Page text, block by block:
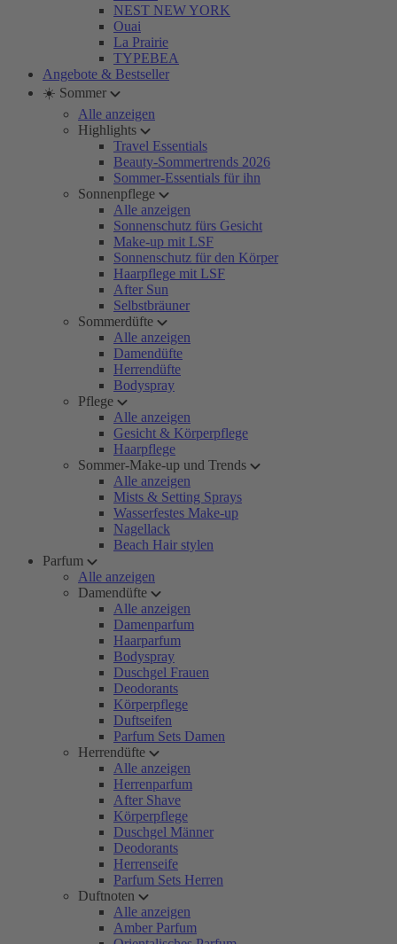
NEST NEW YORK
Ouai
La Prairie
TYPEBEA
Angebote & Bestseller
☀️ Sommer
Alle anzeigen
Highlights
Travel Essentials
Beauty-Sommertrends 2026
Sommer-Essentials für ihn
Sonnenpflege
Alle anzeigen
Sonnenschutz fürs Gesicht
Make-up mit LSF
Sonnenschutz für den Körper
Haarpflege mit LSF
After Sun
Selbstbräuner
Sommerdüfte
Alle anzeigen
Damendüfte
Herrendüfte
Bodyspray
Pflege
Alle anzeigen
Gesicht & Körperpflege
Haarpflege
Sommer-Make-up und Trends
Alle anzeigen
Mists & Setting Sprays
Wasserfestes Make-up
Nagellack
Beach Hair stylen
Parfum
Alle anzeigen
Damendüfte
Alle anzeigen
Damenparfum
Haarparfum
Bodyspray
Duschgel Frauen
Deodorants
Körperpflege
Duftseifen
Parfum Sets Damen
Herrendüfte
Alle anzeigen
Herrenparfum
After Shave
Körperpflege
Duschgel Männer
Deodorants
Herrenseife
Parfum Sets Herren
Duftnoten
Alle anzeigen
Amber Parfum